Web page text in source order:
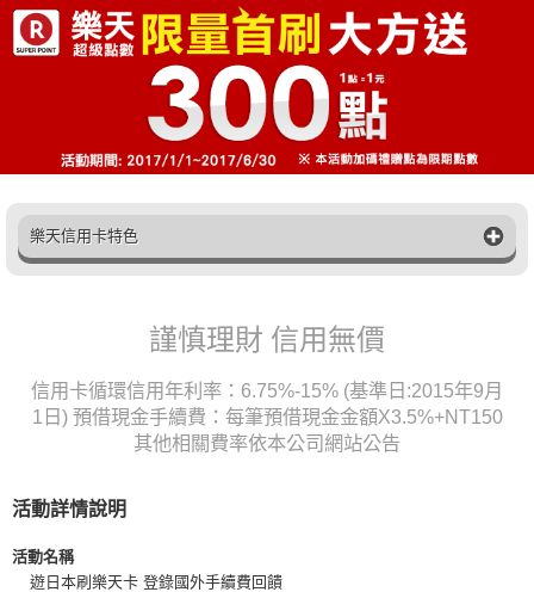
樂天信用卡特色
謹慎理財 信用無價
信用卡循環信用年利率：6.75%-15% (基準日:2015年9月
1日) 預借現金手續費：每筆預借現金金額X3.5%+NT150
其他相關費率依本公司網站公告
活動詳情說明
活動名稱
遊日本刷樂天卡 登錄國外手續費回饋